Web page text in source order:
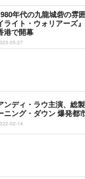
年代の九龍城砦の雰
ライト・ウォリアーズ』
港で開幕
05-27
ンディ・ラウ主演、総
ニング・ダウン 爆発都
02-14